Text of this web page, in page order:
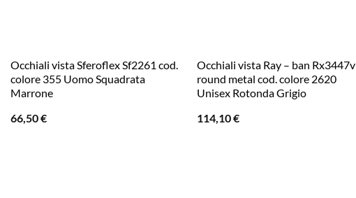
Occhiali vista Sferoflex Sf2261 cod.
colore 355 Uomo Squadrata
Marrone
66,50€
Occhiali vista Ray – ban Rx3447v
round metal cod. colore 2620
Unisex Rotonda Grigio
114,10€